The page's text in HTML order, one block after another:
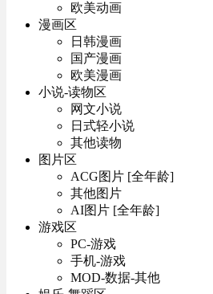
欧美动画
漫画区
日韩漫画
国产漫画
欧美漫画
小说-读物区
网文小说
日式轻小说
其他读物
图片区
ACG图片 [全年龄]
其他图片
AI图片 [全年龄]
游戏区
PC-游戏
手机-游戏
MOD-数据-其他